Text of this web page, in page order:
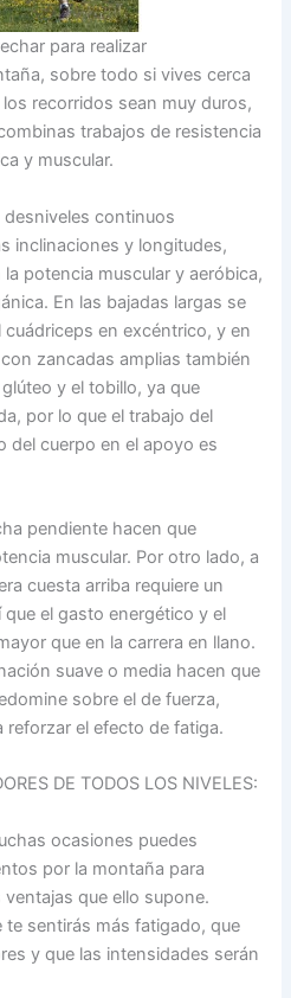
para realizar
sobre todo si vives cerca
recorridos sean muy duros,
trabajos de resistencia
y muscular.
continuos
inclinaciones y longitudes,
potencia muscular y aeróbica,
En las bajadas largas se
en excéntrico, y en
zancadas amplias también
y el tobillo, ya que
por lo que el trabajo del
del cuerpo en el apoyo es
pendiente hacen que
muscular. Por otro lado, a
cuesta arriba requiere un
el gasto energético y el
que en la carrera en llano.
suave o media hacen que
sobre el de fuerza,
reforzar el efecto de fatiga.
DE TODOS LOS NIVELES:
ocasiones puedes
por la montaña para
que ello supone.
te sentirás más fatigado, que
y que las intensidades serán